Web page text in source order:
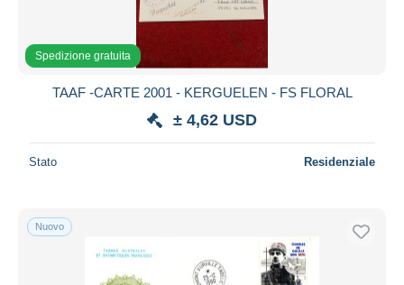
Aggiorna
Spedizione gratuita
TAAF -CARTE 2001 - KERGUELEN - FS FLORAL
± 4,62 USD
Stato Residenziale
Nuovo